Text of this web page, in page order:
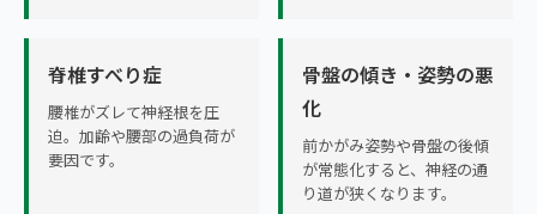
脊椎すべり症
腰椎がズレて神経根を圧
迫。加齢や腰部の過負荷が
要因です。
骨盤の傾き・姿勢の悪
化
前かがみ姿勢や骨盤の後傾
が常態化すると、神経の通
り道が狭くなります。